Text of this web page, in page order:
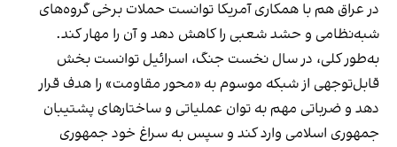
در عراق هم با همکاری آمریکا توانست حملات برخی گروه‌های
شبه‌نظامی و حشد شعبی را کاهش دهد و آن را مهار کند.
به‌طور کلی، در سال نخست جنگ، اسرائیل توانست بخش
قابل‌توجهی از شبکه موسوم به «محور مقاومت» را هدف قرار
دهد و ضرباتی مهم به توان عملیاتی و ساختارهای پشتیبان
جمهوری اسلامی وارد کند و سپس به سراغ خود جمهوری